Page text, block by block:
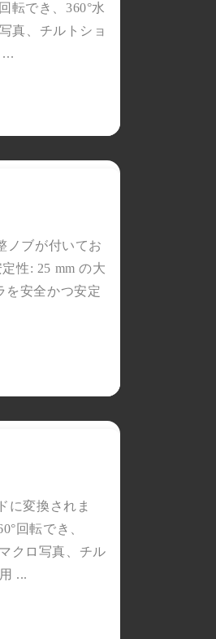
転でき、360°水
真、チルトショ
ノブが付いてお
性: 25 mm の大
を安全かつ安定
に変換されま
回転でき、
クロ写真、チル
...